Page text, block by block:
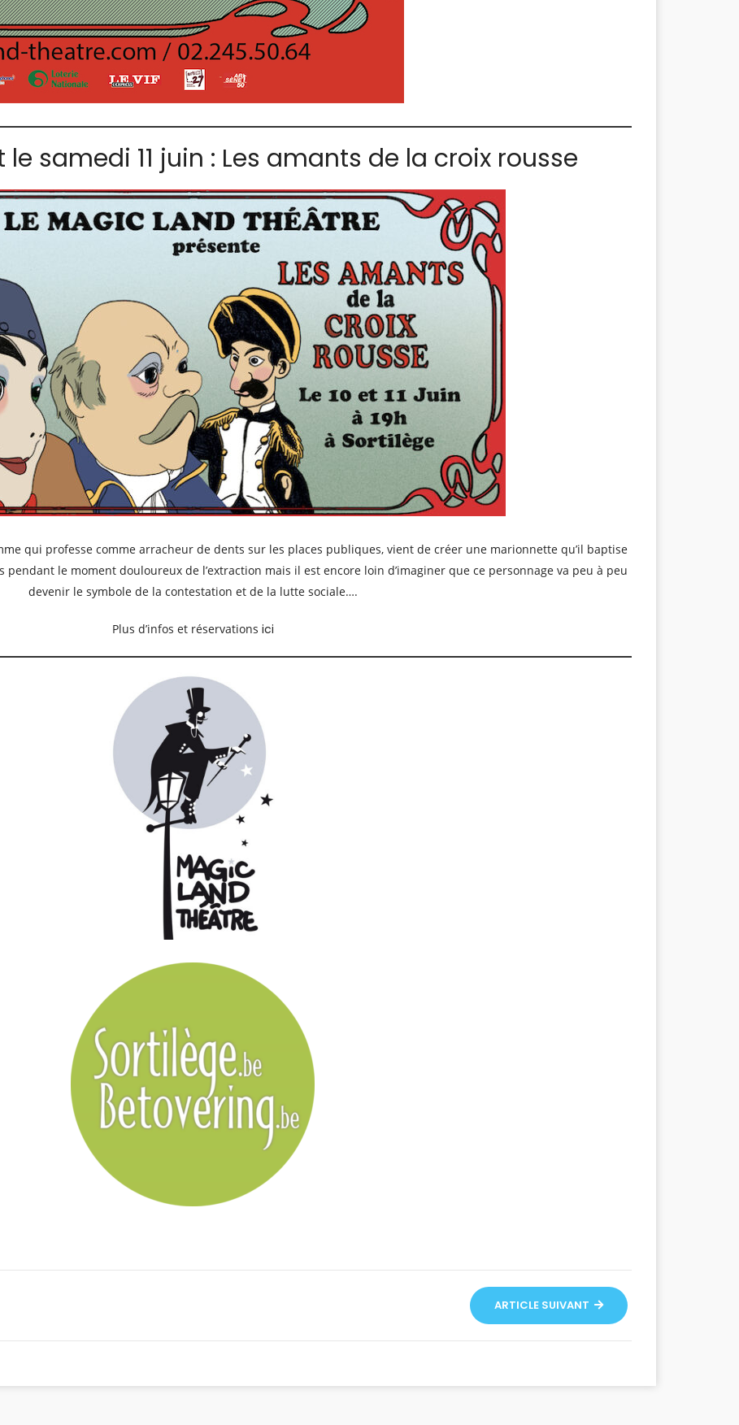
le samedi 11 juin : Les amants de la croix rousse
qui professe comme arracheur de dents sur les places publiques, vient de créer une marionnette qu’il baptise
le moment douloureux de l’extraction mais il est encore loin d’imaginer que ce personnage va peu à peu
devenir le symbole de la contestation et de la lutte sociale….
Plus d’infos et réservations ici
ARTICLE SUIVANT